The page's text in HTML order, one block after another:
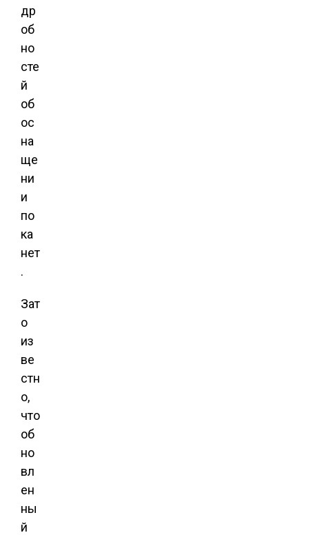
др
об
но
сте
й
об
ос
на
ще
ни
и
по
ка
нет
.
Зат
о
из
ве
стн
о,
что
об
но
вл
ен
ны
й